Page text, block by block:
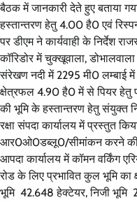
बैठक में जानकारी देते हुए बताया
हस्तान्तरण हेतु 4.00 है0 एवं
पर डीएम ने कार्यवाही के निर्देश
कॉरिडोर में चुक्खूवाला,
संरेखण नदी में 2295 मी0 लम्बाई
क्षेत्रफल 4.90 है0 में से पियर हेतु
की भूमि के हस्तान्तरण हेतु संयुक्त
रक्षा संपदा कार्यालय में प्रस्तुत
आर0ओ0डब्लू0/सीमांकन करने की
आपदा कार्यालय में कॉमन वर्किंग
रोड के लिए प्रभावित कुल भूमि
भूमि 42.648 हेक्टेयर, निजी भूमि